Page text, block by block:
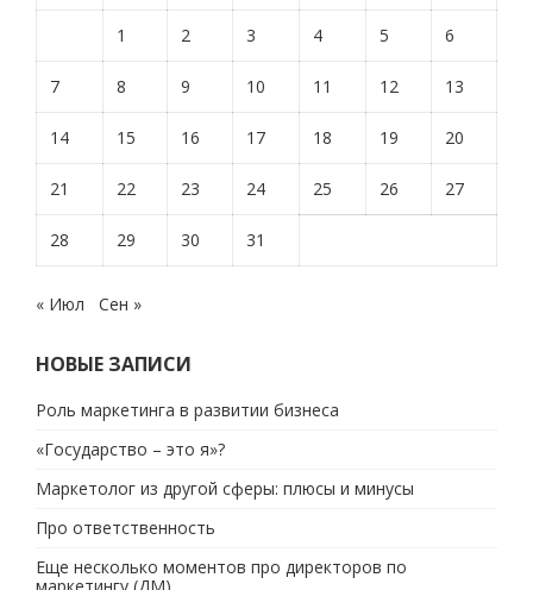
1 2 3 4 5 6
7 8 9 10 11 12 13
14 15 16 17 18 19 20
21 22 23 24 25 26 27
28 29 30 31
« Июл Сен »
НОВЫЕ ЗАПИСИ
Роль маркетинга в развитии бизнеса
«Государство – это я»?
Маркетолог из другой сферы: плюсы и минусы
Про ответственность
Еще несколько моментов про директоров по